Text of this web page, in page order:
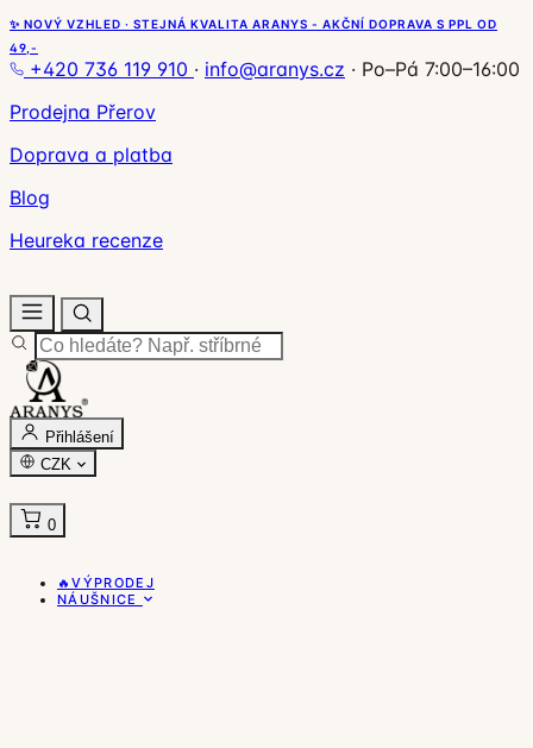
✨ NOVÝ VZHLED · STEJNÁ KVALITA ARANYS - AKČNÍ DOPRAVA S PPL OD
49,-
+420 736 119 910 · info@aranys.cz · Po–Pá 7:00–16:00
Prodejna Přerov
Doprava a platba
Blog
Heureka recenze
Přihlášení
CZK
0
🔥VÝPRODEJ
NÁUŠNICE